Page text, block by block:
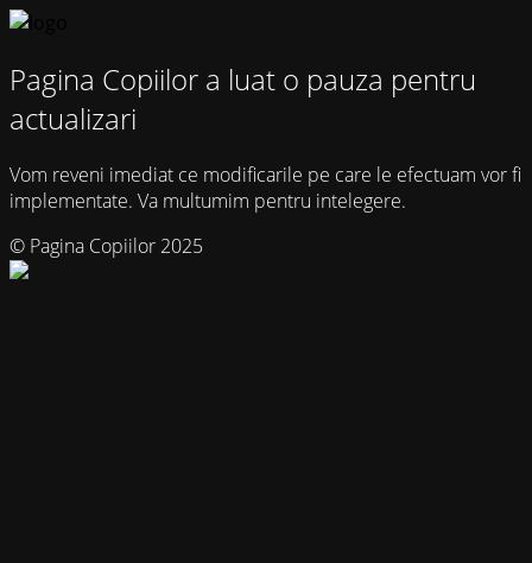
Pagina Copiilor a luat o pauza pentru
actualizari
Vom reveni imediat ce modificarile pe care le efectuam vor fi
implementate. Va multumim pentru intelegere.
© Pagina Copiilor 2025